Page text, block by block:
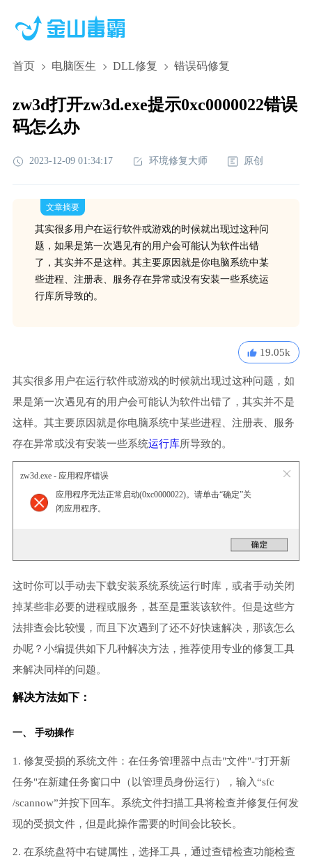
首页 电脑医生 DLL修复 错误码修复
zw3d打开zw3d.exe提示0xc0000022错误
码怎么办
2023-12-09 01:34:17 环境修复大师 原创
文章摘要
其实很多用户在运行软件或游戏的时候就出现过这种问
题，如果是第一次遇见有的用户会可能认为软件出错
了，其实并不是这样。其主要原因就是你电脑系统中某
些进程、注册表、服务存在异常或没有安装一些系统运
行库所导致的。
19.05k
其实很多用户在运行软件或游戏的时候就出现过这种问题，如
果是第一次遇见有的用户会可能认为软件出错了，其实并不是
这样。其主要原因就是你电脑系统中某些进程、注册表、服务
存在异常或没有安装一些系统运行库所导致的。
zw3d.exe - 应用程序错误
应用程序无法正常启动(0xc0000022)。请单击“确定”关
闭应用程序。
这时你可以手动去下载安装系统系统运行时库，或者手动关闭
掉某些非必要的进程或服务，甚至是重装该软件。但是这些方
法排查会比较慢，而且下次遇到了还不好快速解决，那该怎么
办呢？小编提供如下几种解决方法，推荐使用专业的修复工具
来解决同样的问题。
解决方法如下：
一、 手动操作
1. 修复受损的系统文件：在任务管理器中点击"文件"-"打开新
任务"在新建任务窗口中（以管理员身份运行），输入“sfc
/scannow”并按下回车。系统文件扫描工具将检查并修复任何发
现的受损文件，但是此操作需要的时间会比较长。
2. 在系统盘符中右键属性，选择工具，通过查错检查功能检查